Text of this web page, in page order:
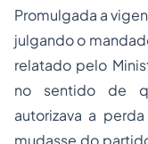
Promulgada a
julgando o
relatado pelo
no sentido de
autorizava a
mudasse do